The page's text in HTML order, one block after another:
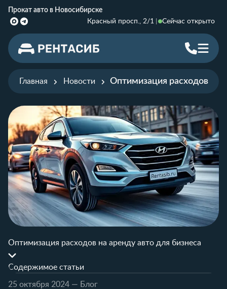
Прокат авто в Новосибирске
Красный просп., 2/1
Сейчас открыто
Главная Новости Оптимизация расходов на
Оптимизация расходов на аренду авто для бизнеса
Содержимое статьи
25 октября 2024 — Блог